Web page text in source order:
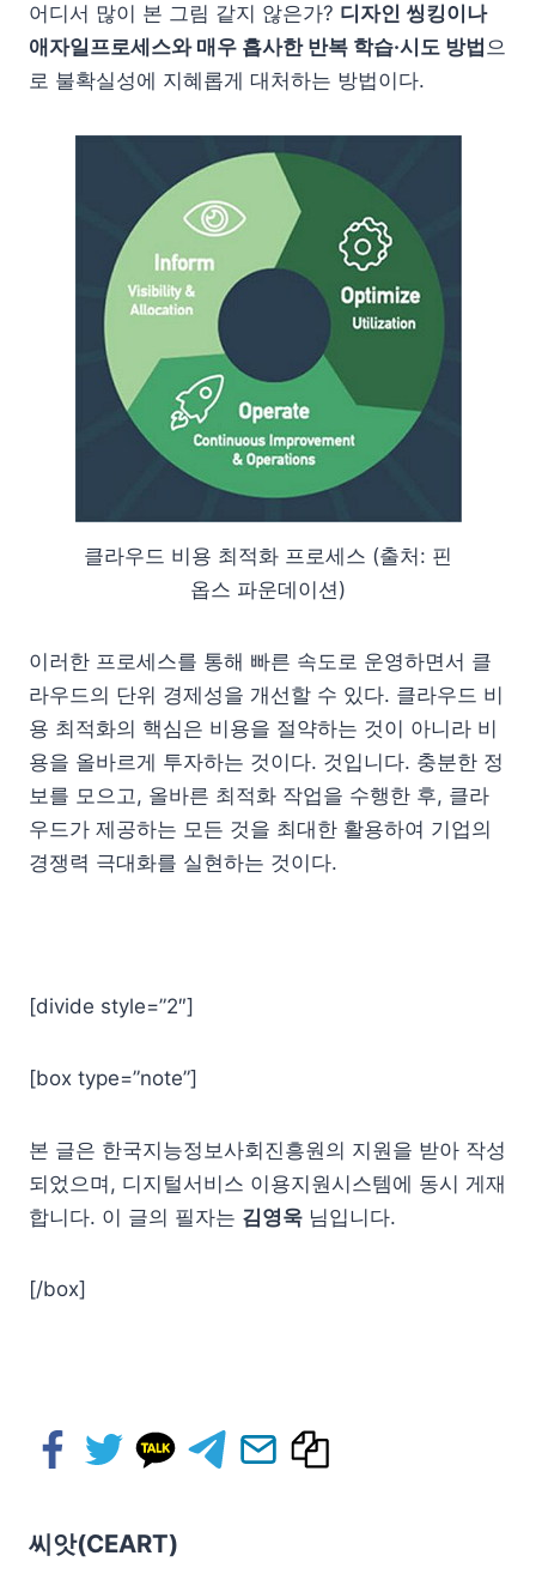
어디서 많이 본 그림 같지 않은가? 디자인 씽킹이나
애자일프로세스와 매우 흡사한 반복 학습·시도 방법 으
로 불확실성에 지혜롭게 대처하는 방법이다.
클라우드 비용 최적화 프로세스 (출처: 핀
옵스 파운데이션)
이러한 프로세스를 통해 빠른 속도로 운영하면서 클
라우드의 단위 경제성을 개선할 수 있다. 클라우드 비
용 최적화의 핵심은 비용을 절약하는 것이 아니라 비
용을 올바르게 투자하는 것이다. 것입니다. 충분한 정
보를 모으고, 올바른 최적화 작업을 수행한 후, 클라
우드가 제공하는 모든 것을 최대한 활용하여 기업의
경쟁력 극대화를 실현하는 것이다.
[divide style=”2″]
[box type=”note”]
본 글은 한국지능정보사회진흥원의 지원을 받아 작성
되었으며, 디지털서비스 이용지원시스템에 동시 게재
합니다. 이 글의 필자는 김영욱 님입니다.
[/box]
씨앗(CEART)